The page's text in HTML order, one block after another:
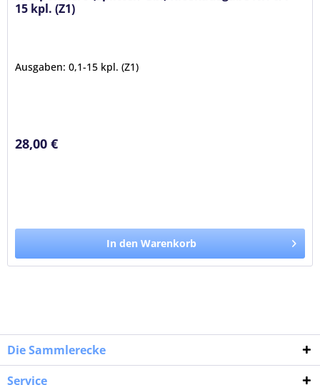
15 kpl. (Z1)
Ausgaben: 0,1-15 kpl. (Z1)
28,00 €
In den Warenkorb
Die Sammlerecke
Service